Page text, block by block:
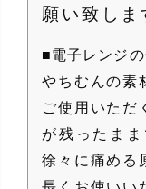
願い致しま
■電子レンジ
やちむんの素
ご使用いただ
が残ったま
徐々に痛める